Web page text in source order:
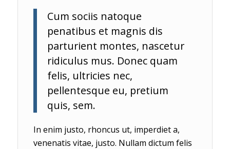
Cum sociis natoque
penatibus et magnis dis
parturient montes, nascetur
ridiculus mus. Donec quam
felis, ultricies nec,
pellentesque eu, pretium
quis, sem.
In enim justo, rhoncus ut, imperdiet a,
venenatis vitae, justo. Nullam dictum felis